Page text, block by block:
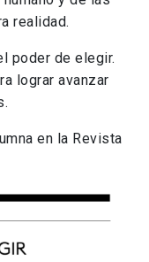
realidad.
poder de elegir.
lograr avanzar
en la Revista